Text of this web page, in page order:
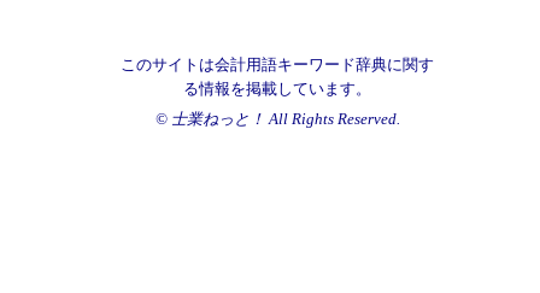
このサイトは会計用語キーワード辞典に関す
る情報を掲載しています。
© 士業ねっと！ All Rights Reserved.